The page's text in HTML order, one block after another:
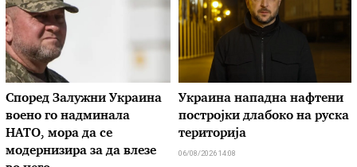
Според Залужни Украина
воено го надминала
НАТО, мора да се
модернизира за да влезе
Украина нападна нафтени
постројки длабоко на руска
територија
06/08/2026 14:08